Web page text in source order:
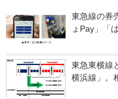
東急線の券
ょPay」「
東急東横線
横浜線」。